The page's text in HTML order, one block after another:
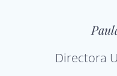
Directora